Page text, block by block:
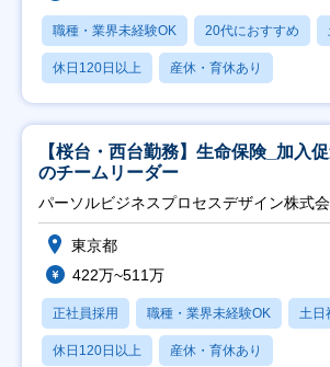
職種・業界未経験OK 20代におすすめ
休日120日以上 産休・育休あり
【桜台・西台勤務】生命保険_加入
のチームリーダー
パーソルビジネスプロセスデザイン株式
東京都
422万~511万
正社員採用 職種・業界未経験OK 土日
休日120日以上 産休・育休あり